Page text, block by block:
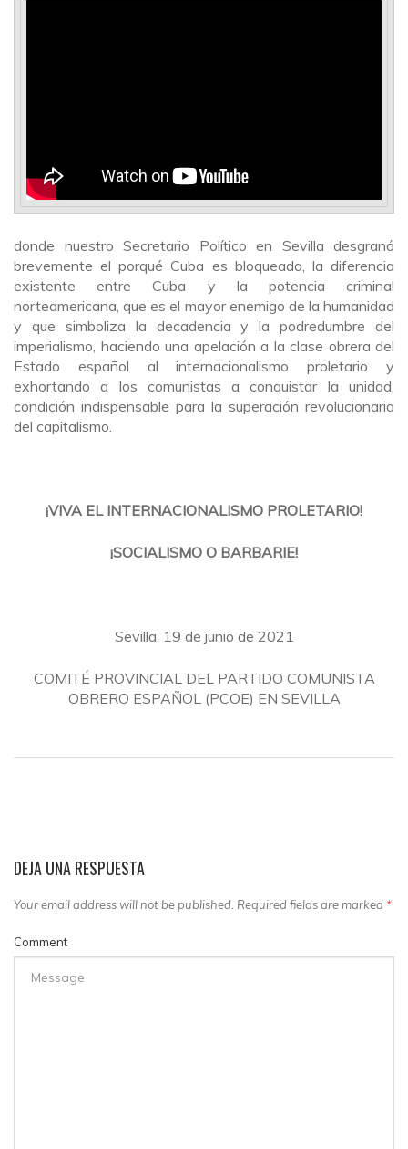
donde nuestro Secretario Político en Sevilla desgranó
brevemente el porqué Cuba es bloqueada, la diferencia
existente entre Cuba y la potencia criminal
norteamericana, que es el mayor enemigo de la humanidad
y que simboliza la decadencia y la podredumbre del
imperialismo, haciendo una apelación a la clase obrera del
Estado español al internacionalismo proletario y
exhortando a los comunistas a conquistar la unidad,
condición indispensable para la superación revolucionaria
del capitalismo.
¡VIVA EL INTERNACIONALISMO PROLETARIO!
¡SOCIALISMO O BARBARIE!
Sevilla, 19 de junio de 2021
COMITÉ PROVINCIAL DEL PARTIDO COMUNISTA
OBRERO ESPAÑOL (PCOE) EN SEVILLA
DEJA UNA RESPUESTA
Your email address will not be published. Required fields are marked *
Comment